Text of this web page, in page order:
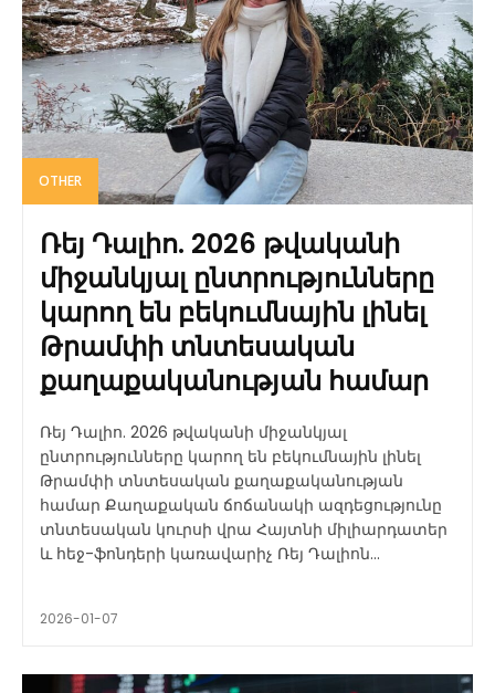
OTHER
Ռեյ Դալիո. 2026 թվականի
միջանկյալ ընտրությունները
կարող են բեկումնային լինել
Թրամփի տնտեսական
քաղաքականության համար
Ռեյ Դալիո. 2026 թվականի միջանկյալ
ընտրությունները կարող են բեկումնային լինել
Թրամփի տնտեսական քաղաքականության
համար Քաղաքական ճոճանակի ազդեցությունը
տնտեսական կուրսի վրա Հայտնի միլիարդատեր
և հեջ-ֆոնդերի կառավարիչ Ռեյ Դալիոն...
2026-01-07